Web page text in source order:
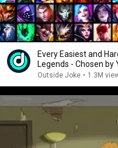
Every Easiest and
Legends - Chosen by
Outside Joke • 1.3M